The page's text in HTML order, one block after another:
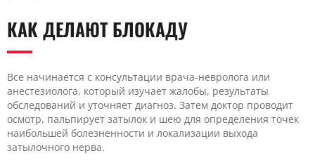
КАК ДЕЛАЮТ БЛОКАДУ
Все начинается с консультации врача-невролога или
анестезиолога, который изучает жалобы, результаты
обследований и уточняет диагноз. Затем доктор проводит
осмотр, пальпирует затылок и шею для определения точек
наибольшей болезненности и локализации выхода
затылочного нерва.